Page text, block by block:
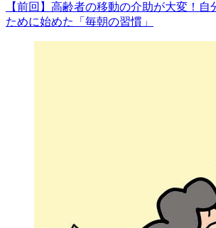
【前回】高齢者の移動の介助が大変！自
ために始めた「毎朝の習慣」